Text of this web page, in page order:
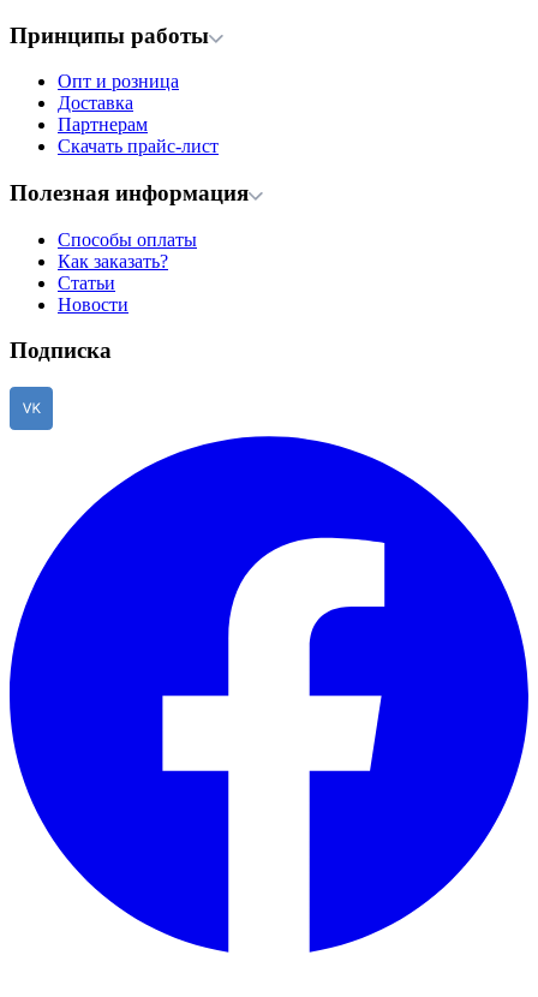
Принципы работы
Опт и розница
Доставка
Партнерам
Скачать прайс-лист
Полезная информация
Способы оплаты
Как заказать?
Статьи
Новости
Подписка